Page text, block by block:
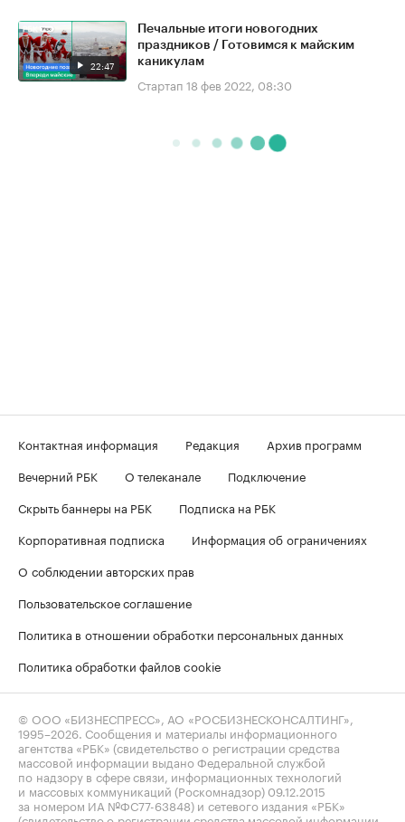
22:47
Печальные итоги новогодних
праздников / Готовимся к майским
каникулам
Стартап 18 фев 2022, 08:30
Контактная информация Редакция
Архив программ
Вечерний РБК
О телеканале
Подключение
Скрыть баннеры на РБК
Подписка на РБК
Корпоративная подписка
Информация об ограничениях
О соблюдении авторских прав
Пользовательское соглашение
Политика в отношении обработки персональных данных
Политика обработки файлов cookie
© ООО «БИЗНЕСПРЕСС», АО «РОСБИЗНЕСКОНСАЛТИНГ»,
1995–2026 . Сообщения и материалы информационного
агентства «РБК» (свидетельство о регистрации средства
массовой информации выдано Федеральной службой
по надзору в сфере связи, информационных технологий
и массовых коммуникаций (Роскомнадзор) 09.12.2015
за номером ИА №ФС77-63848) и сетевого издания «РБК»